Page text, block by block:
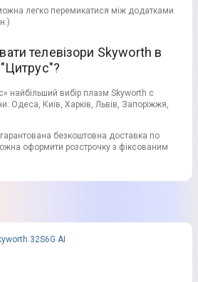
легко перемикатися між додатками
телевізори Skyworth в
"Цитрус"?
найбільший вибір плазм Skyworth c
Одеса, Київ, Харків, Львів, Запоріжжя,
безкоштовна доставка по
оформити розстрочку з фіксованим
32S6G АІ